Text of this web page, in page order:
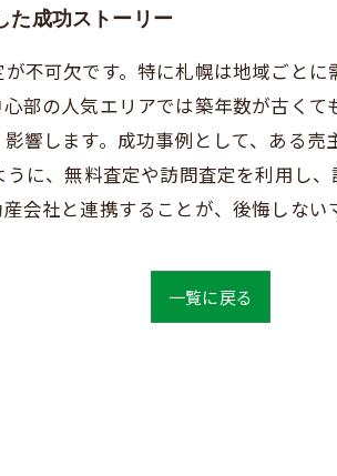
た成功ストーリー
不可欠です。特に札幌は地域ごと
部の人気エリアでは築年数が古く
響します。成功事例として、ある
に、無料査定や訪問査定を利用し
会社と連携することが、後悔しない
一覧に戻る